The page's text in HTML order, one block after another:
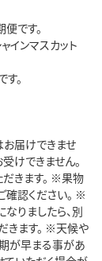
です。
インマスカット
。
届けできませ
けできません。
きます。 ※果物
確認ください。 ※
りましたら、別
きます。 ※天候や
が早まる事があ